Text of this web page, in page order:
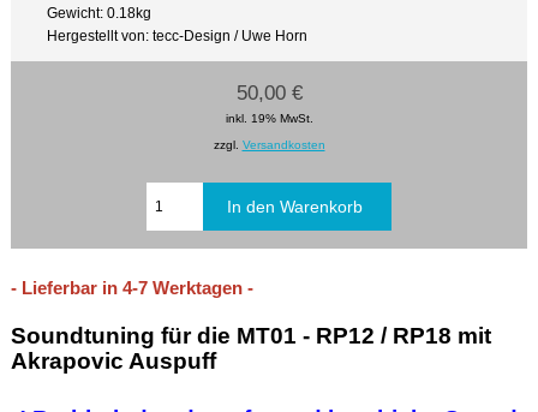
Gewicht: 0.18kg
Hergestellt von: tecc-Design / Uwe Horn
50,00 €
inkl. 19% MwSt.
zzgl. Versandkosten
- Lieferbar in 4-7 Werktagen -
Soundtuning für die MT01 - RP12 / RP18 mit
Akrapovic Auspuff